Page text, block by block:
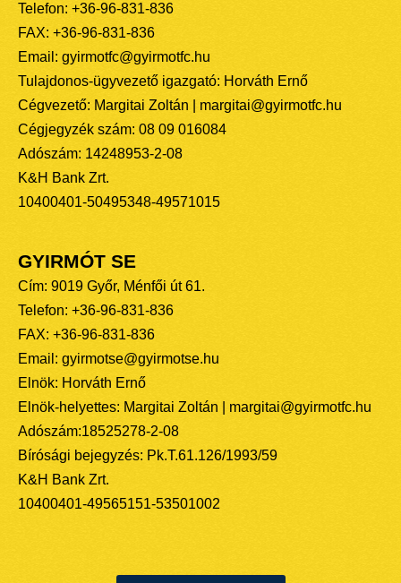
Telefon: +36-96-831-836
FAX: +36-96-831-836
Email: gyirmotfc@gyirmotfc.hu
Tulajdonos-ügyvezető igazgató: Horváth Ernő
Cégvezető: Margitai Zoltán | margitai@gyirmotfc.hu
Cégjegyzék szám: 08 09 016084
Adószám: 14248953-2-08
K&H Bank Zrt.
10400401-50495348-49571015
GYIRMÓT SE
Cím: 9019 Győr, Ménfői út 61.
Telefon: +36-96-831-836
FAX: +36-96-831-836
Email: gyirmotse@gyirmotse.hu
Elnök: Horváth Ernő
Elnök-helyettes: Margitai Zoltán | margitai@gyirmotfc.hu
Adószám:18525278-2-08
Bírósági bejegyzés: Pk.T.61.126/1993/59
K&H Bank Zrt.
10400401-49565151-53501002